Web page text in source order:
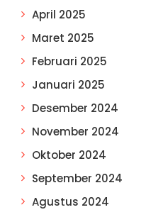
April 2025
Maret 2025
Februari 2025
Januari 2025
Desember 2024
November 2024
Oktober 2024
September 2024
Agustus 2024